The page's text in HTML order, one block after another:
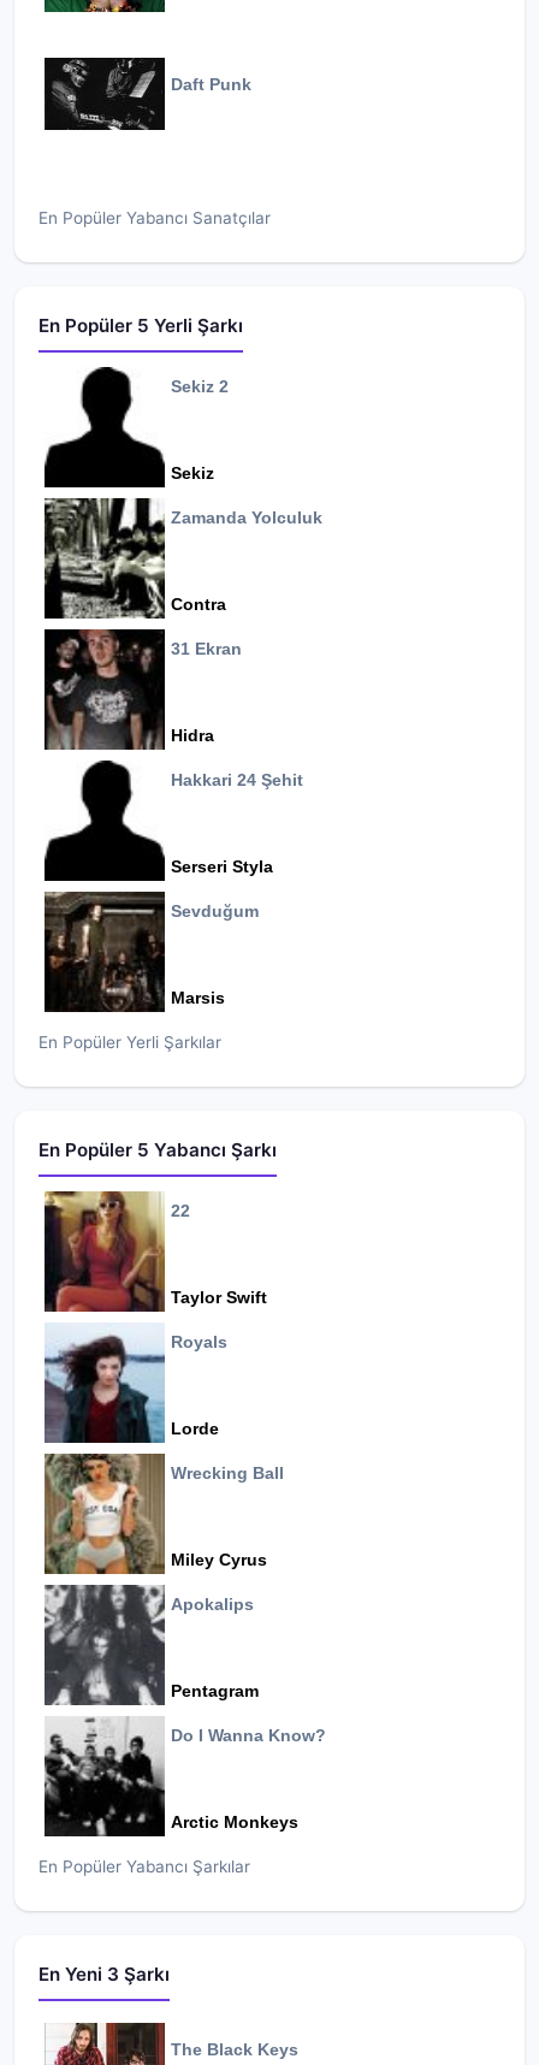
Daft Punk
En Popüler Yabancı Sanatçılar
En Popüler 5 Yerli Şarkı
Sekiz 2
Sekiz
Zamanda Yolculuk
Contra
31 Ekran
Hidra
Hakkari 24 Şehit
Serseri Styla
Sevduğum
Marsis
En Popüler Yerli Şarkılar
En Popüler 5 Yabancı Şarkı
22
Taylor Swift
Royals
Lorde
Wrecking Ball
Miley Cyrus
Apokalips
Pentagram
Do I Wanna Know?
Arctic Monkeys
En Popüler Yabancı Şarkılar
En Yeni 3 Şarkı
The Black Keys